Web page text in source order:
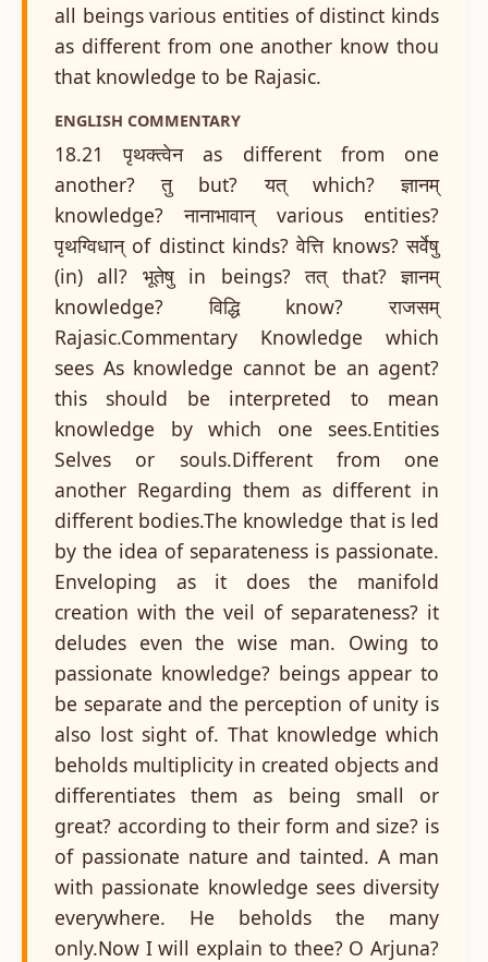
all beings various entities of distinct kinds
as different from one another know thou
that knowledge to be Rajasic.
ENGLISH COMMENTARY
18.21 पृथक्त्वेन as different from one
another? तु but? यत् which? ज्ञानम्
knowledge? नानाभावान् various entities?
पृथग्विधान् of distinct kinds? वेत्ति knows? सर्वेषु
(in) all? भूतेषु in beings? तत् that? ज्ञानम्
knowledge? विद्धि know? राजसम्
Rajasic.Commentary Knowledge which
sees As knowledge cannot be an agent?
this should be interpreted to mean
knowledge by which one sees.Entities
Selves or souls.Different from one
another Regarding them as different in
different bodies.The knowledge that is led
by the idea of separateness is passionate.
Enveloping as it does the manifold
creation with the veil of separateness? it
deludes even the wise man. Owing to
passionate knowledge? beings appear to
be separate and the perception of unity is
also lost sight of. That knowledge which
beholds multiplicity in created objects and
differentiates them as being small or
great? according to their form and size? is
of passionate nature and tainted. A man
with passionate knowledge sees diversity
everywhere. He beholds the many
only.Now I will explain to thee? O Arjuna?